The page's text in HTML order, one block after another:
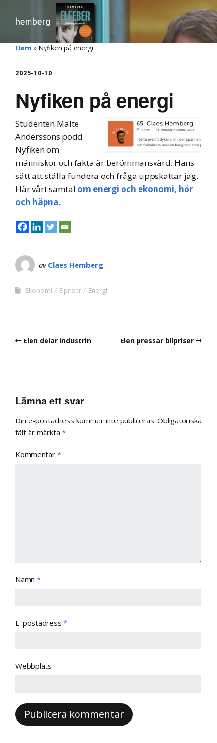
hemberg
Hem » Nyfiken på energi
2025-10-10
Nyfiken på energi
Studenten Malte
Anderssons podd
Nyfiken om
människor och fakta är berömmansvärd. Hans
sätt att ställa fundera och fråga uppskattar jag.
Här vårt samtal om energi och ekonomi, hör
och häpna.
av Claes Hemberg
Ekonomi Elpriser Energi
Elen delar industrin Elen pressar bilpriser
Lämna ett svar
Din e-postadress kommer inte publiceras. Obligatoriska
fält är märkta *
Kommentar *
Namn *
E-postadress *
Webbplats